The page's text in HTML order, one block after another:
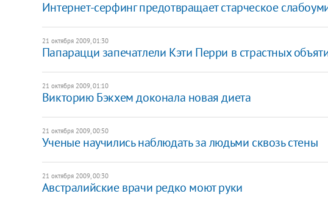
Интернет-серфинг предотвращает старческое
21 октября 2009, 01:30
Папарацци запечатлели Кэти Перри в страстных
21 октября 2009, 01:10
Викторию Бэкхем доконала новая диета
21 октября 2009, 00:50
Ученые научились наблюдать за людьми сквозь стены
21 октября 2009, 00:30
Австралийские врачи редко моют руки